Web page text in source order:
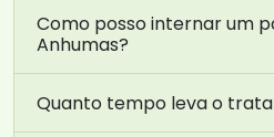
Como posso internar um
Anhumas?
Quanto tempo leva o